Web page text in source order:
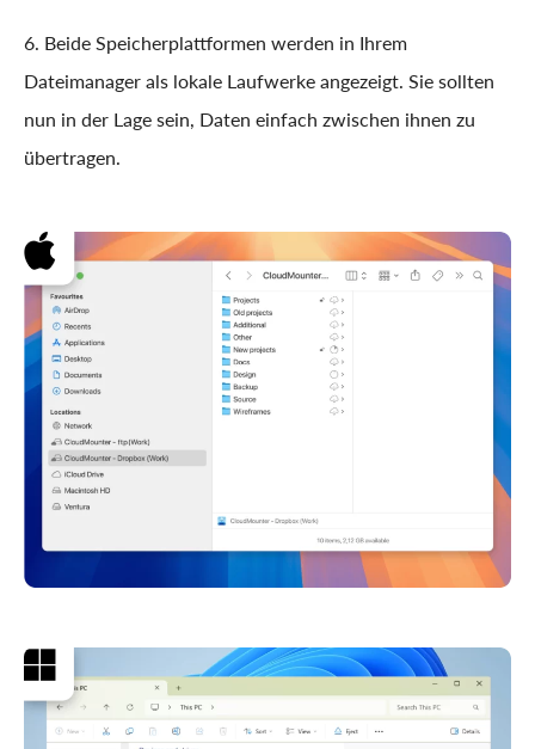
6. Beide Speicherplattformen werden in Ihrem
Dateimanager als lokale Laufwerke angezeigt. Sie sollten
nun in der Lage sein, Daten einfach zwischen ihnen zu
übertragen.